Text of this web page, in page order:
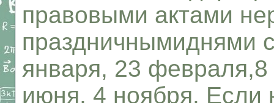
правовыми актами
праздничнымиднями
января, 23
июня, 4 ноября. Если